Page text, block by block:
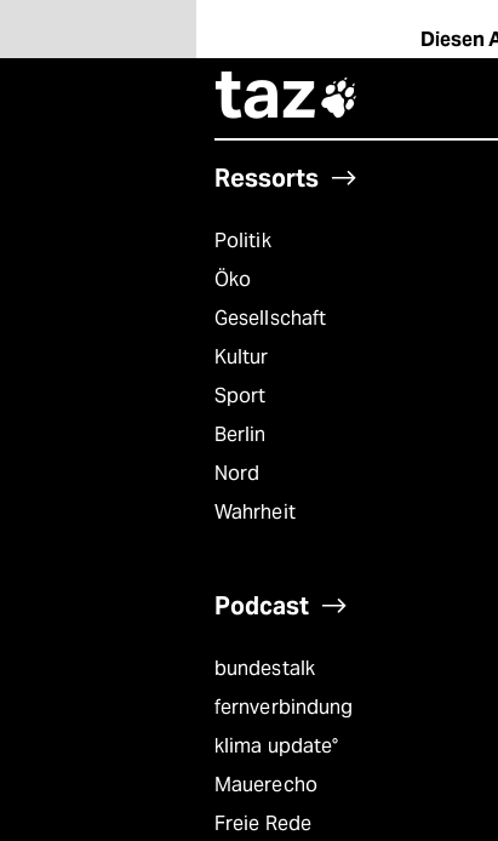
Diesen
taz
Ressorts
Politik
Öko
Gesellschaft
Kultur
Sport
Berlin
Nord
Wahrheit
Podcast
bundestalk
fernverbindung
klima update°
Mauerecho
Freie Rede